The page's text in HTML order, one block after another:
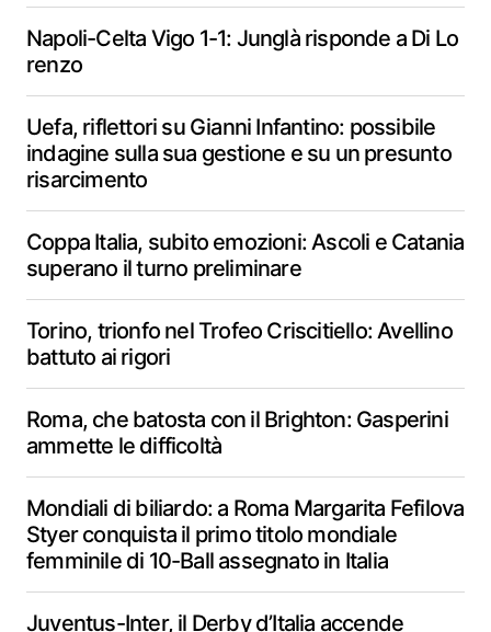
Napoli-Celta Vigo 1-1: Junglà risponde a Di Lo
renzo
Uefa, riflettori su Gianni Infantino: possibile
indagine sulla sua gestione e su un presunto
risarcimento
Coppa Italia, subito emozioni: Ascoli e Catania
superano il turno preliminare
Torino, trionfo nel Trofeo Criscitiello: Avellino
battuto ai rigori
Roma, che batosta con il Brighton: Gasperini
ammette le difficoltà
Mondiali di biliardo: a Roma Margarita Fefilova
Styer conquista il primo titolo mondiale
femminile di 10-Ball assegnato in Italia
Juventus-Inter, il Derby d’Italia accende